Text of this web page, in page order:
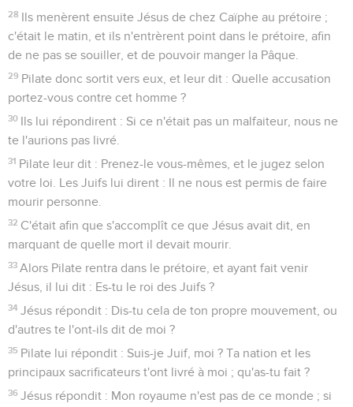
28 Ils menèrent ensuite Jésus de chez Caïphe au prétoire ;
c'était le matin, et ils n'entrèrent point dans le prétoire, afin
de ne pas se souiller, et de pouvoir manger la Pâque.
29 Pilate donc sortit vers eux, et leur dit : Quelle accusation
portez-vous contre cet homme ?
30 Ils lui répondirent : Si ce n'était pas un malfaiteur, nous ne
te l'aurions pas livré.
31 Pilate leur dit : Prenez-le vous-mêmes, et le jugez selon
votre loi. Les Juifs lui dirent : Il ne nous est permis de faire
mourir personne.
32 C'était afin que s'accomplît ce que Jésus avait dit, en
marquant de quelle mort il devait mourir.
33 Alors Pilate rentra dans le prétoire, et ayant fait venir
Jésus, il lui dit : Es-tu le roi des Juifs ?
34 Jésus répondit : Dis-tu cela de ton propre mouvement, ou
d'autres te l'ont-ils dit de moi ?
35 Pilate lui répondit : Suis-je Juif, moi ? Ta nation et les
principaux sacrificateurs t'ont livré à moi ; qu'as-tu fait ?
36 Jésus répondit : Mon royaume n'est pas de ce monde ; si